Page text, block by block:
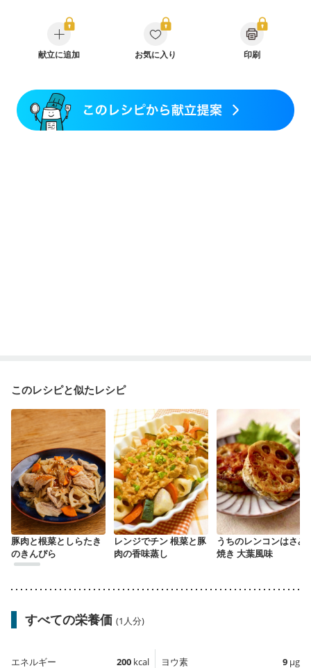
献立に追加 お気に入り 印刷
このレシピと似たレシピ
豚肉と根菜としらたき
のきんぴら
レンジでチン 根菜と豚
肉の香味蒸し
うちのレンコンはさみ
焼き 大葉風味
すべての栄養価 (1人分)
エネルギー 200 kcal
ヨウ素 9 µg